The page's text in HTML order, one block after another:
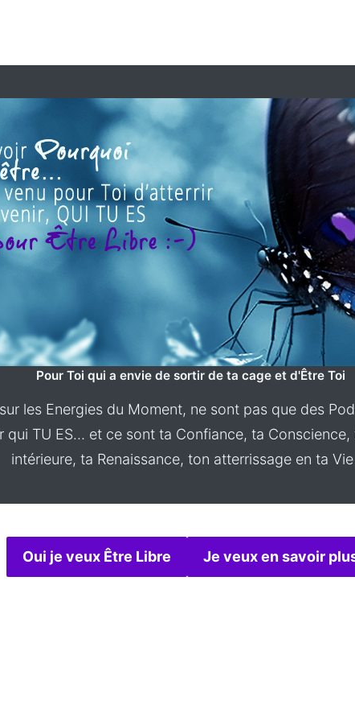
Pour Toi qui a envie de sortir de ta cage et d'Être Toi
les Energies du Moment, ne sont pas que des
TU ES… et ce sont ta Confiance, ta Conscience,
intérieure, ta Renaissance, ton atterrissage en ta Vie
Oui je veux Être Libre Je veux en savoir